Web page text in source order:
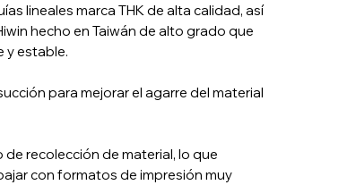
lineales marca THK de alta calidad, así
hecho en Taiwán de alto grado que
y estable.
para mejorar el agarre del material
recolección de material, lo que
con formatos de impresión muy